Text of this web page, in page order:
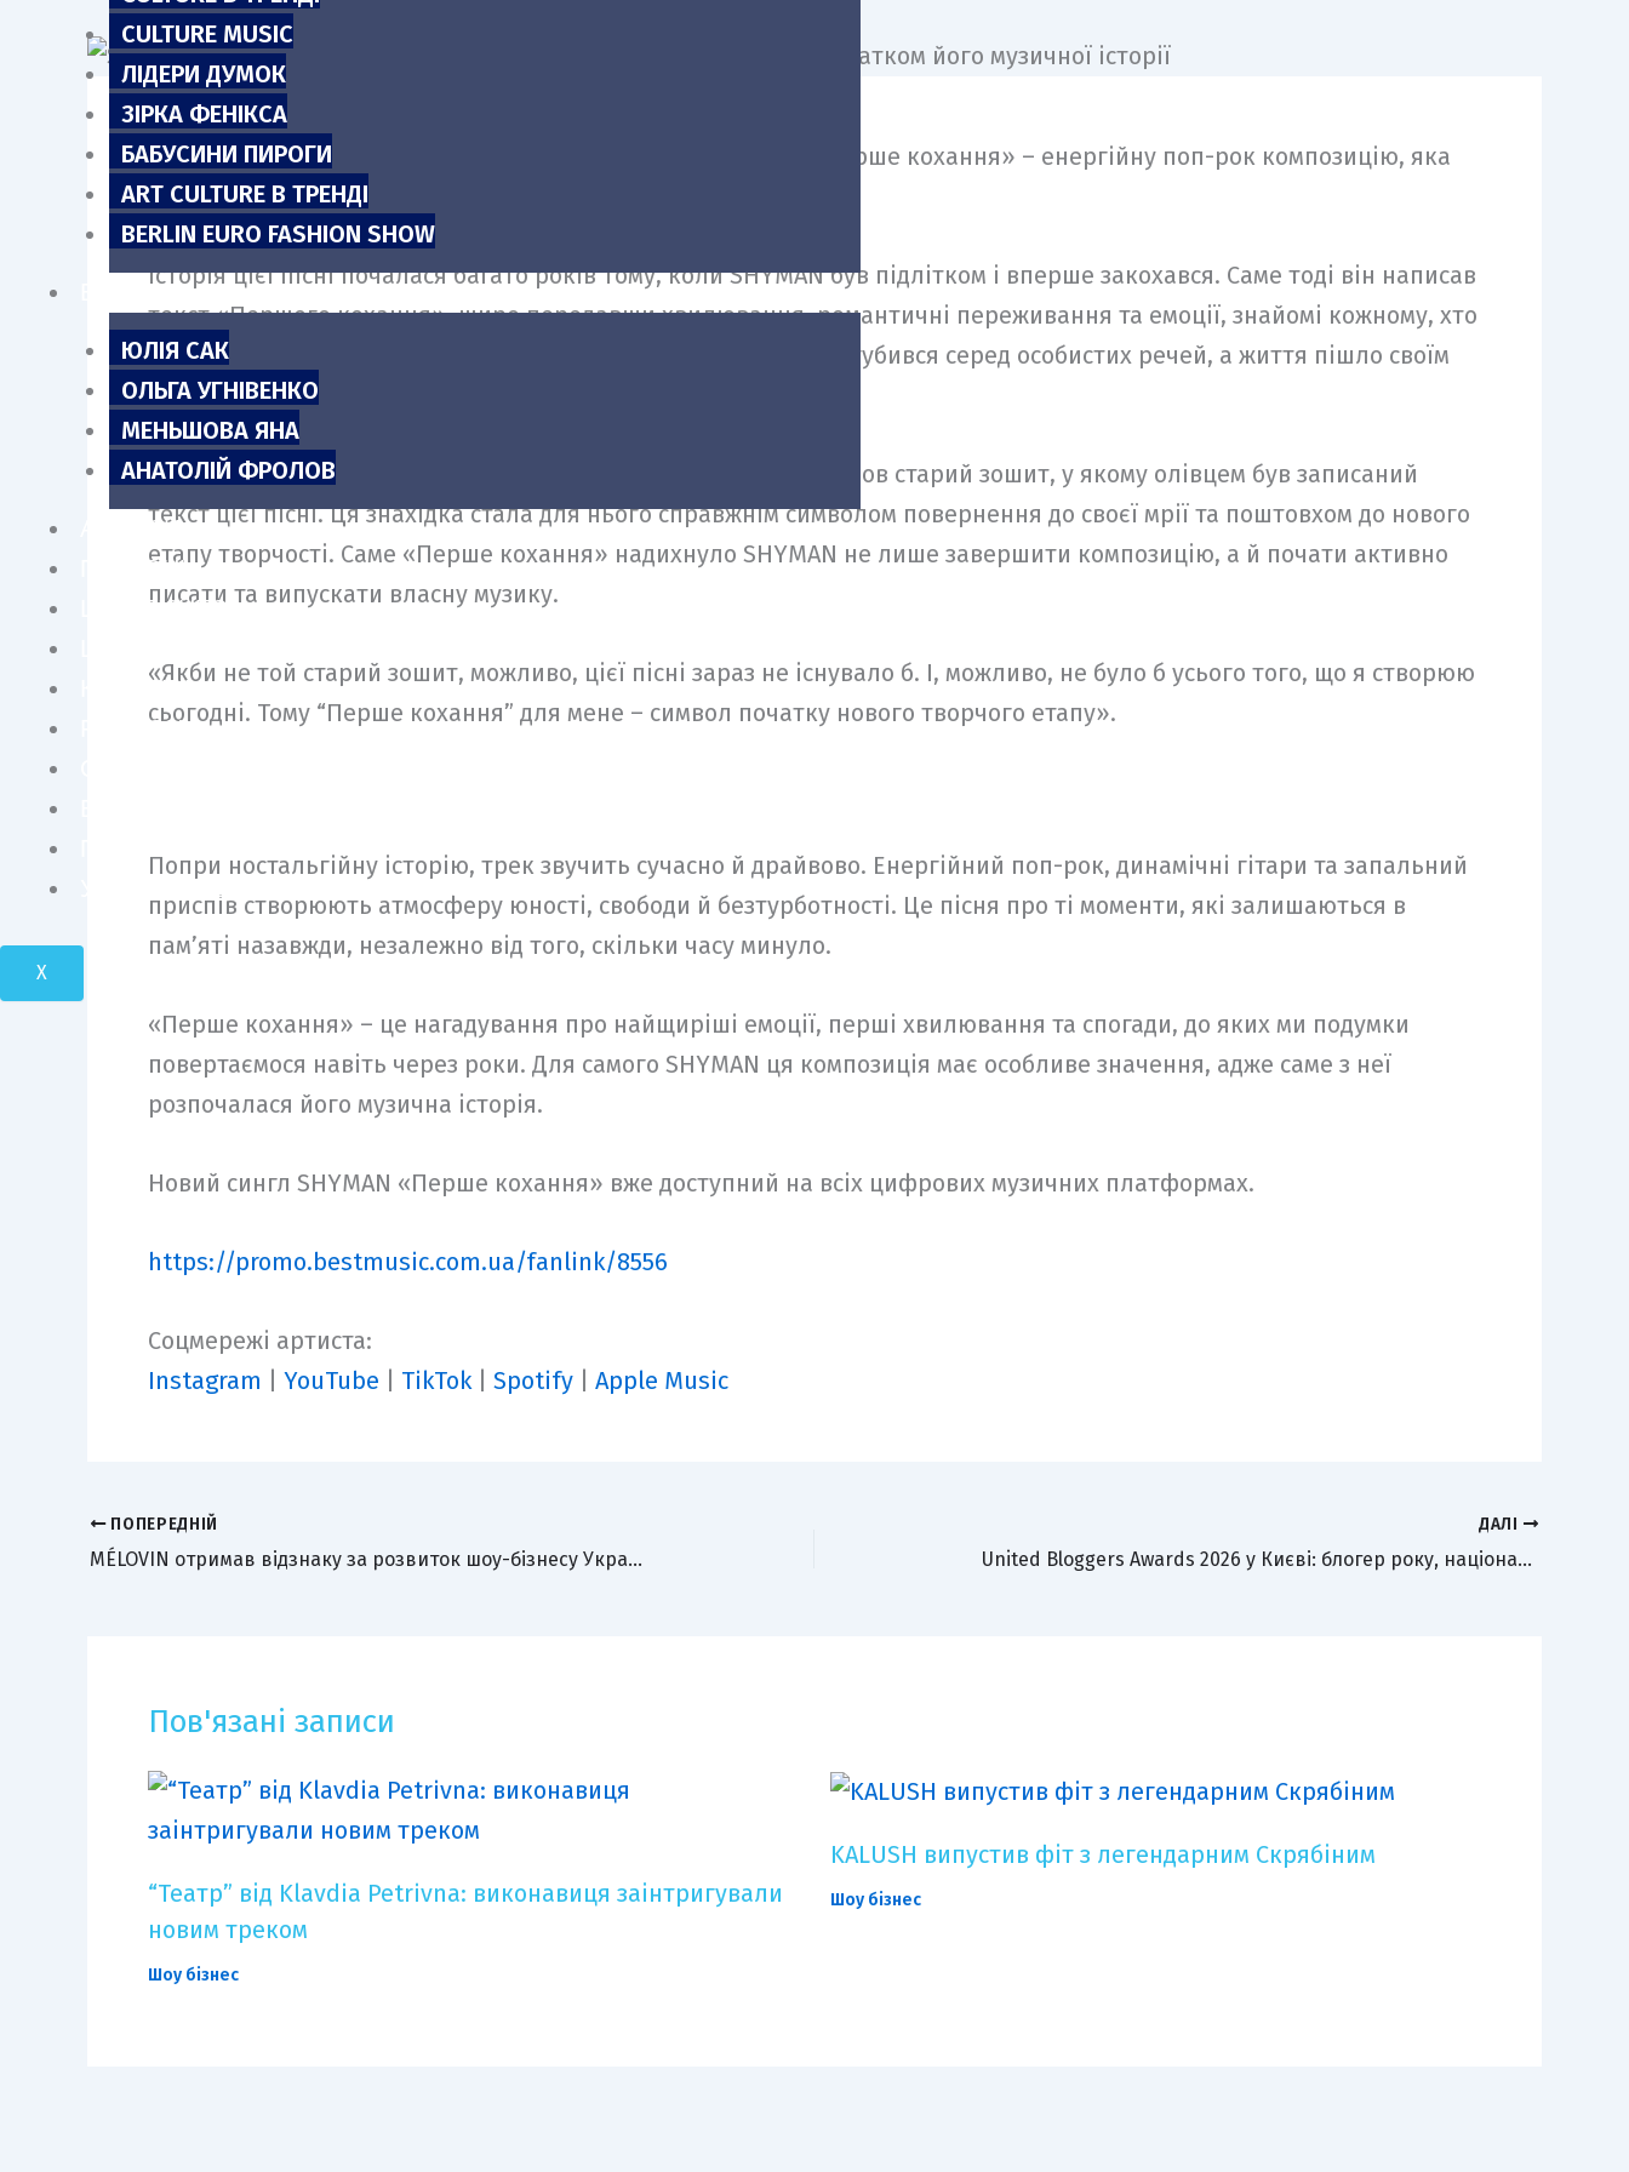
CULTURE MUSIC
ЛІДЕРИ ДУМОК
ЗІРКА ФЕНІКСА
БАБУСИНИ ПИРОГИ
ART CULTURE В ТРЕНДІ
BERLIN EURO FASHION SHOW
БЛОГИ
ЮЛІЯ САК
ОЛЬГА УГНІВЕНКО
МЕНЬШОВА ЯНА
АНАТОЛІЙ ФРОЛОВ
АНОНСИ
ПЕРСОНИ
ШОУ БІЗНЕС
КУЛЬТУРА
FASHION
УКРАЇНА І СВІТ
X
Український виконавець SHYMAN презентує новий сингл «Перше кохання» – енергійну поп-рок композицію, яка
стала відправною точкою його творчого шляху.
Історія цієї пісні почалася багато років тому, коли SHYMAN був підлітком і вперше закохався. Саме тоді він написав
текст «Першого кохання», щиро передавши хвилювання, романтичні переживання та емоції, знайомі кожному, хто
хоча б раз відчував силу першого почуття. Згодом рукопис загубився серед особистих речей, а життя пішло своїм
шляхом.
Минуло багато років, і вже дорослим артист випадково знайшов старий зошит, у якому олівцем був записаний
текст цієї пісні. Ця знахідка стала для нього справжнім символом повернення до своєї мрії та поштовхом до нового
етапу творчості. Саме «Перше кохання» надихнуло SHYMAN не лише завершити композицію, а й почати активно
писати та випускати власну музику.
«Якби не той старий зошит, можливо, цієї пісні зараз не існувало б. І, можливо, не було б усього того, що я створюю
сьогодні. Тому “Перше кохання” для мене – символ початку нового творчого етапу».
Попри ностальгійну історію, трек звучить сучасно й драйвово. Енергійний поп-рок, динамічні гітари та запальний
приспів створюють атмосферу юності, свободи й безтурботності. Це пісня про ті моменти, які залишаються в
пам’яті назавжди, незалежно від того, скільки часу минуло.
«Перше кохання» – це нагадування про найщиріші емоції, перші хвилювання та спогади, до яких ми подумки
повертаємося навіть через роки. Для самого SHYMAN ця композиція має особливе значення, адже саме з неї
розпочалася його музична історія.
Новий сингл SHYMAN «Перше кохання» вже доступний на всіх цифрових музичних платформах.
https://promo.bestmusic.com.ua/fanlink/8556
Соцмережі артиста:
Instagram
YouTube TikTok| Spotify Apple Music
ПОПЕРЕДНІЙ
MÉLOVIN отримав відзнаку за розвиток шоу-бізнесу України
ДАЛІ
United Bloggers Awards 2026 у Києві: блогер року, національний рекорд і найяскравіші моменти премії
Пов'язані записи
“Театр” від Klavdia Petrivna: виконавиця заінтригували
новим треком
Шоу бізнес
KALUSH випустив фіт з легендарним Скрябіним
Шоу бізнес